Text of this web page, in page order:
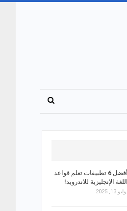
أفضل 6 تطبيقات تعلم قواعد
اللغة الإنجليزية للاندرويد!
يوليو 13, 2025